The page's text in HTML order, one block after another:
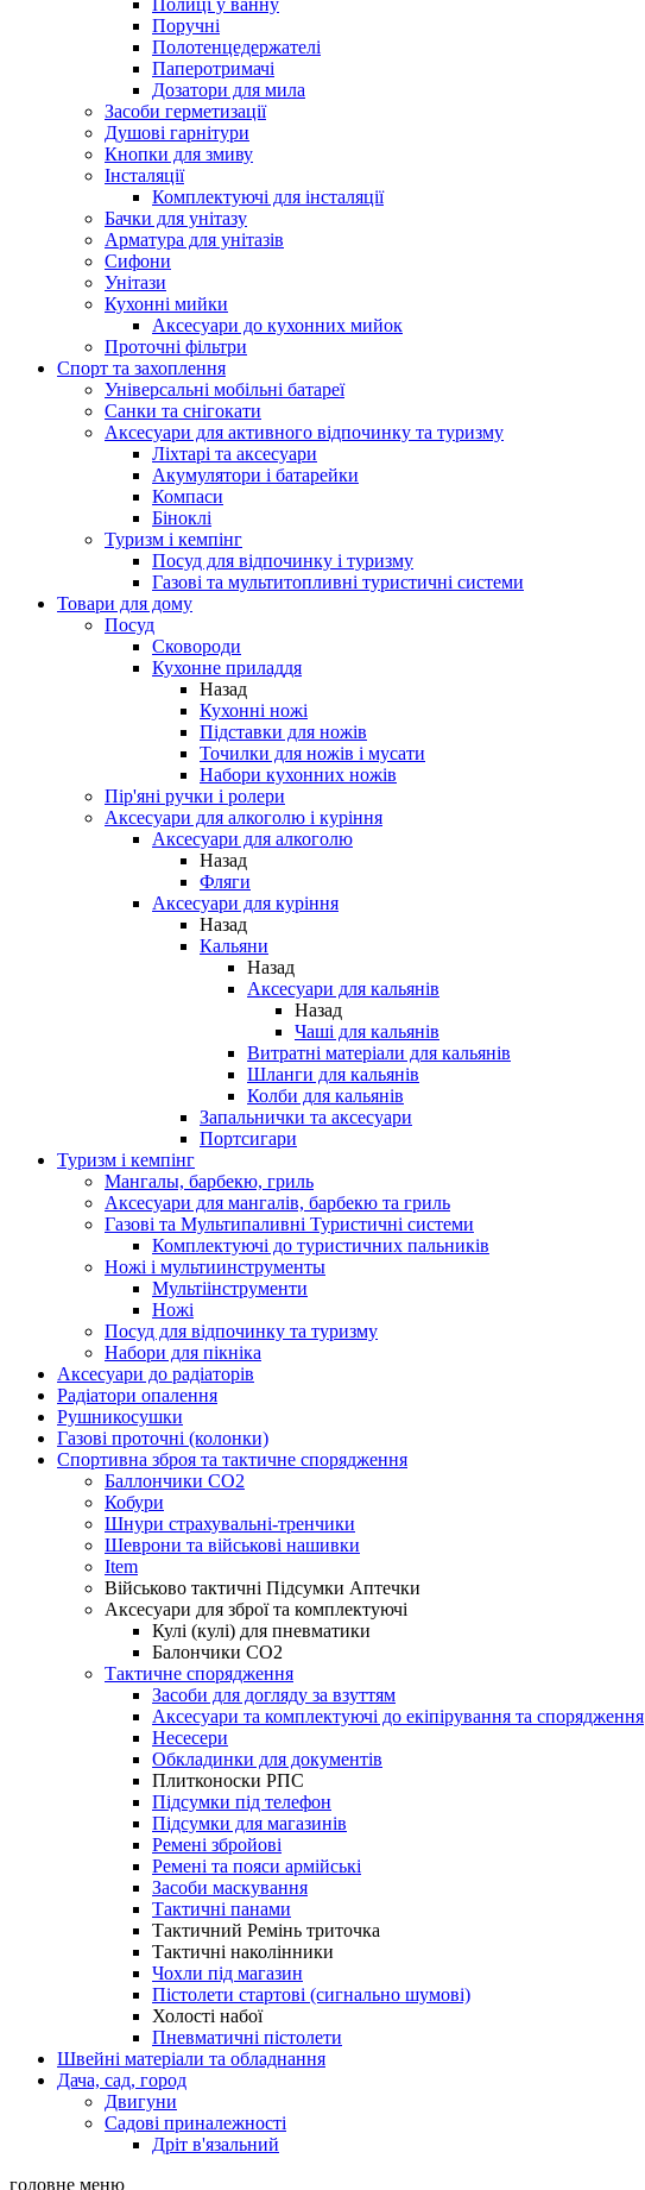
Полиці у ванну
Поручні
Полотенцедержателі
Паперотримачі
Дозатори для мила
Засоби герметизації
Душові гарнітури
Кнопки для змиву
Інсталяції
Комплектуючі для інсталяції
Бачки для унітазу
Арматура для унітазів
Сифони
Унітази
Кухонні мийки
Аксесуари до кухонних мийок
Проточні фільтри
Спорт та захоплення
Універсальні мобільні батареї
Санки та снігокати
Аксесуари для активного відпочинку та туризму
Ліхтарі та аксесуари
Акумулятори і батарейки
Компаси
Біноклі
Туризм і кемпінг
Посуд для відпочинку і туризму
Газові та мультитопливні туристичні системи
Товари для дому
Посуд
Сковороди
Кухонне приладдя
Назад
Кухонні ножі
Підставки для ножів
Точилки для ножів і мусати
Набори кухонних ножів
Пір'яні ручки і ролери
Аксесуари для алкоголю і куріння
Аксесуари для алкоголю
Назад
Фляги
Аксесуари для куріння
Назад
Кальяни
Назад
Аксесуари для кальянів
Назад
Чаші для кальянів
Витратні матеріали для кальянів
Шланги для кальянів
Колби для кальянів
Запальнички та аксесуари
Портсигари
Туризм і кемпінг
Мангалы, барбекю, гриль
Аксесуари для мангалів, барбекю та гриль
Газові та Мультипаливні Туристичні системи
Комплектуючі до туристичних пальників
Ножі і мультиинструменты
Мультіінструменти
Ножі
Посуд для відпочинку та туризму
Набори для пікніка
Аксесуари до радіаторів
Радіатори опалення
Рушникосушки
Газові проточні (колонки)
Спортивна зброя та тактичне спорядження
Баллончики CO2
Кобури
Шнури страхувальні-тренчики
Шеврони та військові нашивки
Item
Військово тактичні Підсумки Аптечки
Аксесуари для зброї та комплектуючі
Кулі (кулі) для пневматики
Балончики CO2
Тактичне спорядження
Засоби для догляду за взуттям
Аксесуари та комплектуючі до екіпірування та спорядження
Несесери
Обкладинки для документів
Плитконоски РПС
Підсумки під телефон
Підсумки для магазинів
Ремені збройові
Ремені та пояси армійські
Засоби маскування
Тактичні панами
Тактичний Ремінь триточка
Тактичні наколінники
Чохли під магазин
Пістолети стартові (сигнально шумові)
Холості набої
Пневматичні пістолети
Швейні матеріали та обладнання
Дача, сад, город
Двигуни
Садові приналежності
Дріт в'язальний
головне меню